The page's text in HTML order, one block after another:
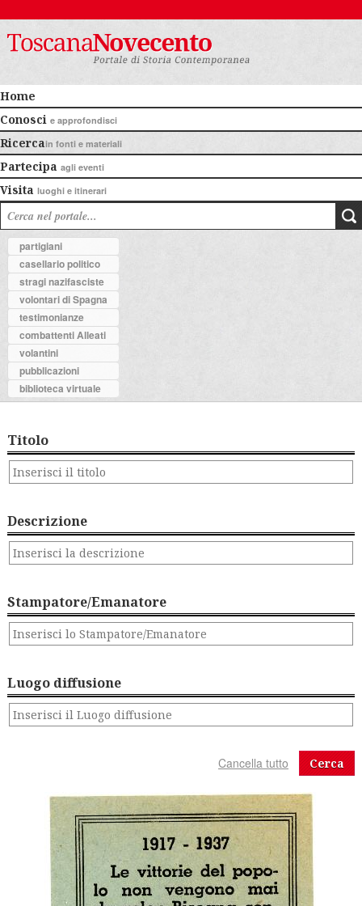
Home
Conosci e approfondisci
Ricercain fonti e materiali
Partecipa agli eventi
Visita luoghi e itinerari
partigiani
casellario politico
stragi nazifasciste
volontari di Spagna
testimonianze
combattenti Alleati
volantini
pubblicazioni
biblioteca virtuale
Titolo
Descrizione
Stampatore/Emanatore
Luogo diffusione
Cerca